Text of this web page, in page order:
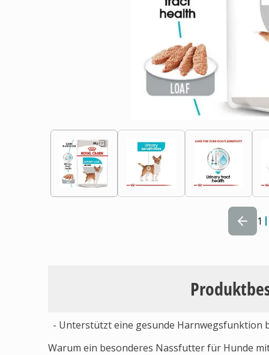
1
- Unterstützt eine gesunde Harnwegsfunktion
Warum ein besonderes Nassfutter für Hunde